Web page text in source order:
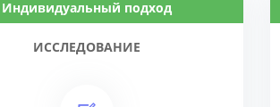
Индивидуальный подход
ИССЛЕДОВАНИЕ